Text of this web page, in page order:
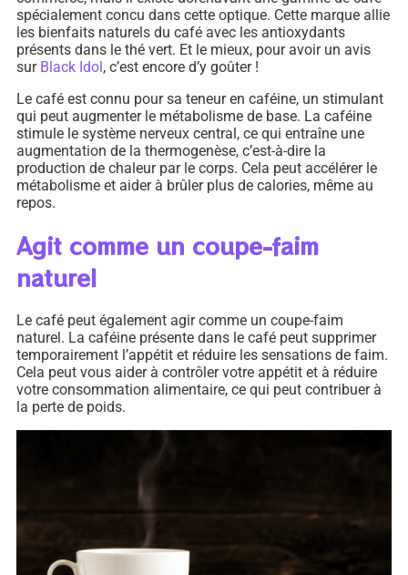
spécialement concu dans cette optique. Cette marque allie
les bienfaits naturels du café avec les antioxydants
présents dans le thé vert. Et le mieux, pour avoir un avis
sur Black Idol , c’est encore d’y goûter !
Le café est connu pour sa teneur en caféine, un stimulant
qui peut augmenter le métabolisme de base. La caféine
stimule le système nerveux central, ce qui entraîne une
augmentation de la thermogenèse, c’est-à-dire la
production de chaleur par le corps. Cela peut accélérer le
métabolisme et aider à brûler plus de calories, même au
repos.
Agit comme un coupe-faim
naturel
Le café peut également agir comme un coupe-faim
naturel. La caféine présente dans le café peut supprimer
temporairement l’appétit et réduire les sensations de faim.
Cela peut vous aider à contrôler votre appétit et à réduire
votre consommation alimentaire, ce qui peut contribuer à
la perte de poids.